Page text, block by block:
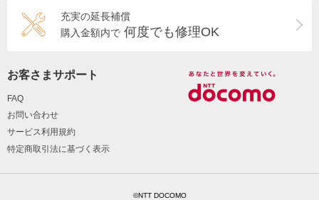
充実の延長補償
購入金額内で 何度でも修理OK
お客さまサポート
FAQ
お問い合わせ
サービス利用規約
特定商取引法に基づく表示
©NTT DOCOMO